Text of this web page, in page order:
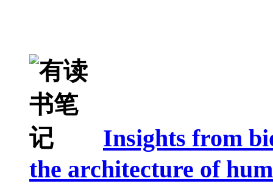
Insights from
the architecture of